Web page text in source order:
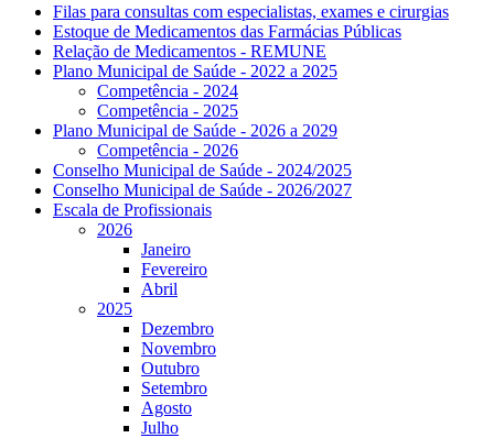
Filas para consultas com especialistas, exames e cirurgias
Estoque de Medicamentos das Farmácias Públicas
Relação de Medicamentos - REMUNE
Plano Municipal de Saúde - 2022 a 2025
Competência - 2024
Competência - 2025
Plano Municipal de Saúde - 2026 a 2029
Competência - 2026
Conselho Municipal de Saúde - 2024/2025
Conselho Municipal de Saúde - 2026/2027
Escala de Profissionais
2026
Janeiro
Fevereiro
Abril
2025
Dezembro
Novembro
Outubro
Setembro
Agosto
Julho